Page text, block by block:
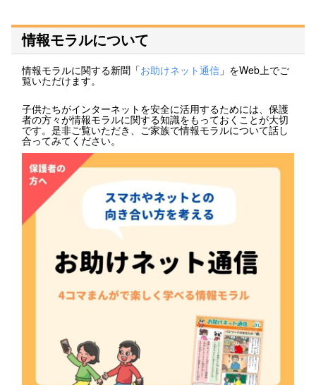
情報モラルについて
情報モラルに関する新聞「お助けネット通信 」をWeb上でご
覧いただけます。
子供たちがインターネットを安全に活用するためには、保護
者の方々が情報モラルに関する知識をもっておくことが大切
です。是非ご覧いただき、ご家族で情報モラルについて話し
合ってみてください。